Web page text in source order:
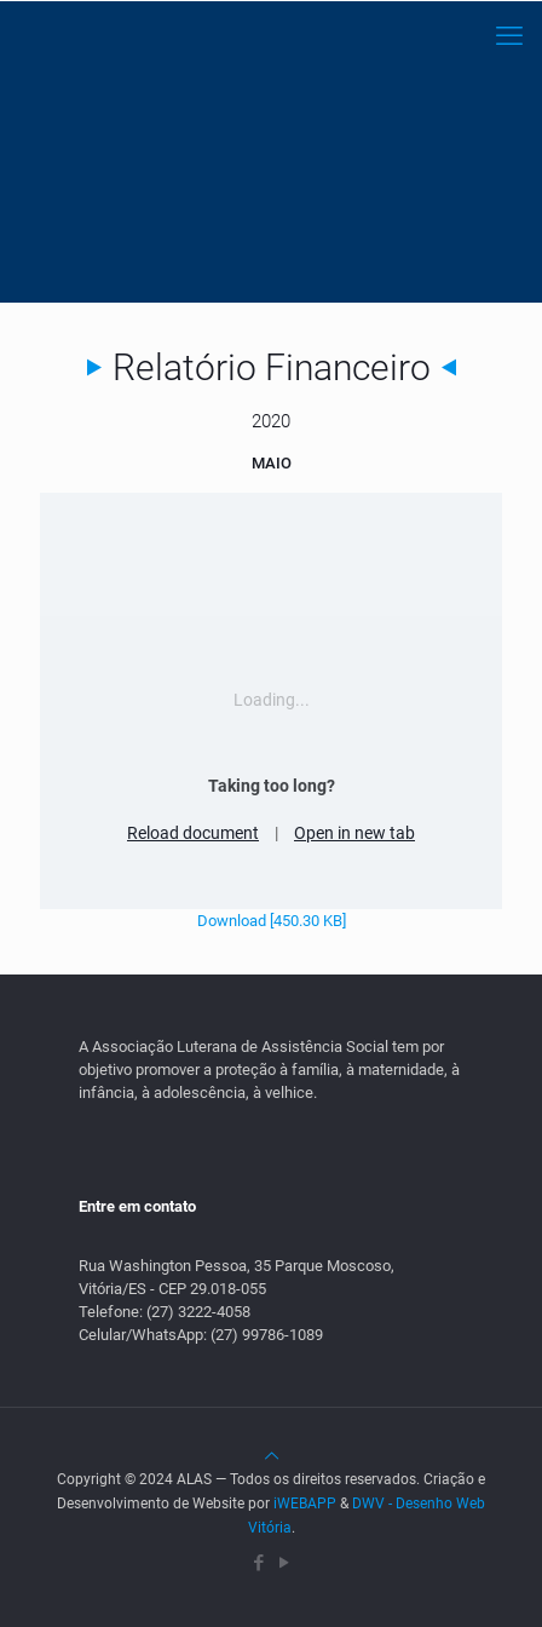
Relatório Financeiro
2020
MAIO
Loading...
Taking too long?
Reload document | Open in new tab
Download [450.30 KB]
A Associação Luterana de Assistência Social tem por
objetivo promover a proteção à família, à maternidade, à
infância, à adolescência, à velhice.
Entre em contato
Rua Washington Pessoa, 35 Parque Moscoso,
Vitória/ES - CEP 29.018-055
Telefone: (27) 3222-4058
Celular/WhatsApp: (27) 99786-1089
Copyright © 2024 ALAS — Todos os direitos reservados. Criação e
Desenvolvimento de Website por iWEBAPP & DWV - Desenho Web
Vitória.